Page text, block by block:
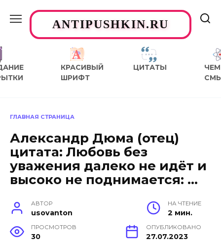
содержаниюANTIPUSHKIN.RU
КРАСИВЫЙ
ШРИФТ
ЦИТАТЫ
ЧЕМ
ГЛАВНАЯ СТРАНИЦА
Александр Дюма (отец)
цитата: Любовь без
уважения далеко не идёт и
высоко не поднимается: …
АВТОР
usovanton
НА ЧТЕНИЕ
2 мин.
ПРОСМОТРОВ
30
ОПУБЛИКОВАНО
27.07.2023